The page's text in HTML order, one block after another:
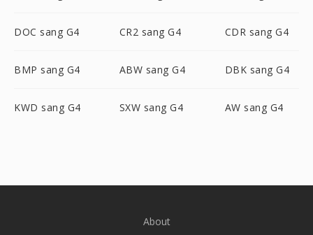
DOC sang G4 CR2 sang G4 CDR sang G4
BMP sang G4 ABW sang G4 DBK sang G4
KWD sang G4 SXW sang G4 AW sang G4
About